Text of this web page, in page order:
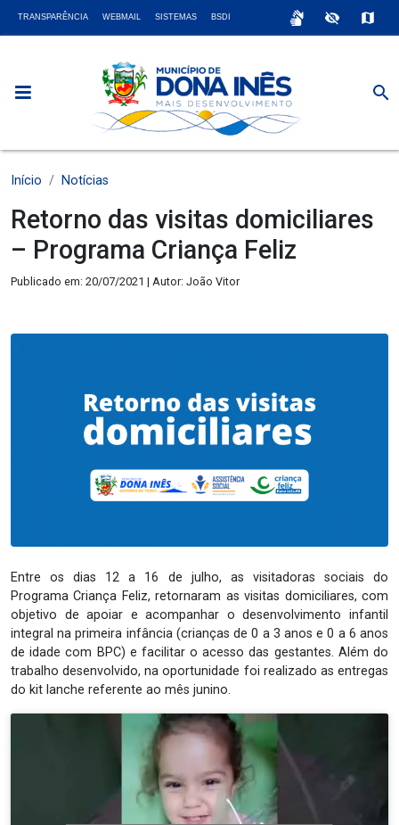
TRANSPARÊNCIA WEBMAIL SISTEMAS BSDI sign_language visibility_off map
search
Início Notícias
Retorno das visitas domiciliares
– Programa Criança Feliz
Publicado em: 20/07/2021 | Autor: João Vitor
Entre os dias 12 a 16 de julho, as visitadoras sociais do
Programa Criança Feliz, retornaram as visitas domiciliares, com
objetivo de apoiar e acompanhar o desenvolvimento infantil
integral na primeira infância (crianças de 0 a 3 anos e 0 a 6 anos
de idade com BPC) e facilitar o acesso das gestantes. Além do
trabalho desenvolvido, na oportunidade foi realizado as entregas
do kit lanche referente ao mês junino.